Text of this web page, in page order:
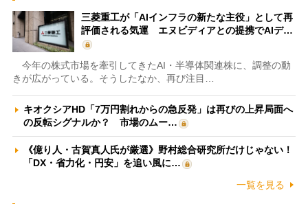
三菱重工が「AIインフラの新たな主役」として再
評価される気運 エヌビディアとの提携でAIデ…
今年の株式市場を牽引してきたAI・半導体関連株に、調整の動
きが広がっている。そうしたなか、再び注目…
キオクシアHD「7万円割れからの急反発」は再びの上昇局面へ
の反転シグナルか？ 市場のムー…
《億り人・古賀真人氏が厳選》野村総合研究所だけじゃない！
「DX・省力化・円安」を追い風に…
一覧を見る